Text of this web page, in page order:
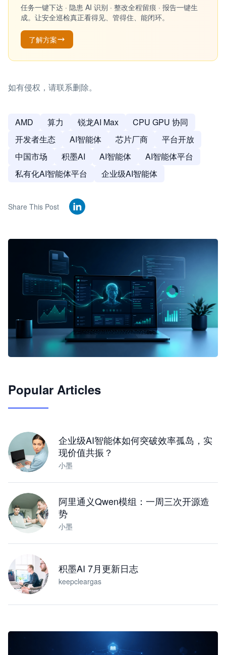
任务一键下达 · 隐患 AI 识别 · 整改全程留痕 · 报告一键生
成。让安全巡检真正看得见、管得住、能闭环。
了解方案
如有侵权，请联系删除。
AMD 算力 锐龙AI Max
CPU GPU 协同
开发者生态
AI智能体 芯片厂商
平台开放
中国市场
积墨AI AI智能体
AI智能体平台
私有化AI智能体平台
企业级AI智能体
Share This Post
JimoClaw 桌面 AI Agent 工作台
Popular Articles
企业级AI智能体如何突破效率孤岛，实
现价值共振？
小墨
阿里通义Qwen模组：一周三次开源造
势
小墨
积墨AI 7月更新日志
keepcleargas